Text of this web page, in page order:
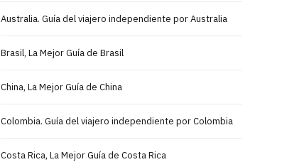
Australia. Guía del viajero independiente por Australia
Brasil, La Mejor Guía de Brasil
China, La Mejor Guía de China
Colombia. Guía del viajero independiente por Colombia
Costa Rica, La Mejor Guía de Costa Rica